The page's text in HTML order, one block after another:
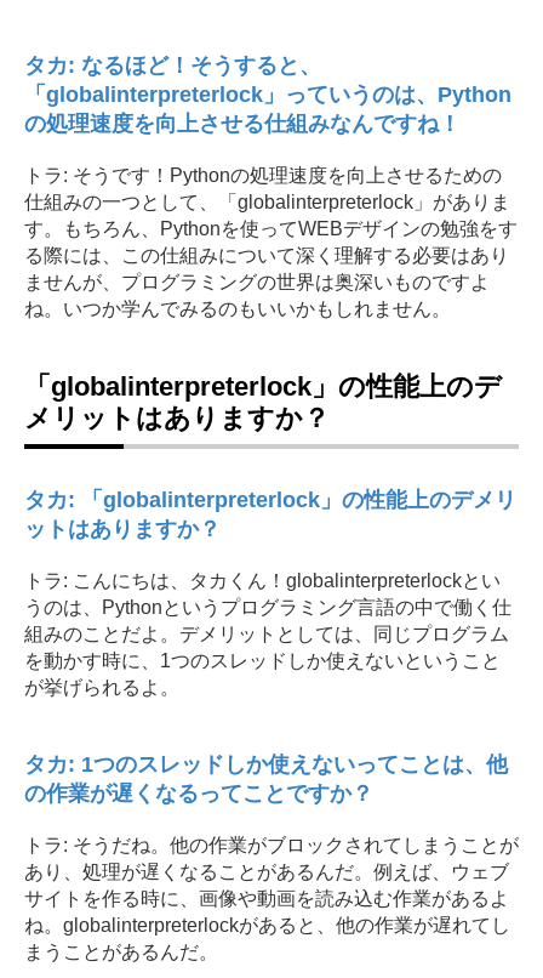
タカ: なるほど！そうすると、
「globalinterpreterlock」っていうのは、Python
の処理速度を向上させる仕組みなんですね！
トラ: そうです！Pythonの処理速度を向上させるための
仕組みの一つとして、「globalinterpreterlock」がありま
す。もちろん、Pythonを使ってWEBデザインの勉強をす
る際には、この仕組みについて深く理解する必要はあり
ませんが、プログラミングの世界は奥深いものですよ
ね。いつか学んでみるのもいいかもしれません。
「globalinterpreterlock」の性能上のデ
メリットはありますか？
タカ: 「globalinterpreterlock」の性能上のデメリ
ットはありますか？
トラ: こんにちは、タカくん！globalinterpreterlockとい
うのは、Pythonというプログラミング言語の中で働く仕
組みのことだよ。デメリットとしては、同じプログラム
を動かす時に、1つのスレッドしか使えないということ
が挙げられるよ。
タカ: 1つのスレッドしか使えないってことは、他
の作業が遅くなるってことですか？
トラ: そうだね。他の作業がブロックされてしまうことが
あり、処理が遅くなることがあるんだ。例えば、ウェブ
サイトを作る時に、画像や動画を読み込む作業があるよ
ね。globalinterpreterlockがあると、他の作業が遅れてし
まうことがあるんだ。